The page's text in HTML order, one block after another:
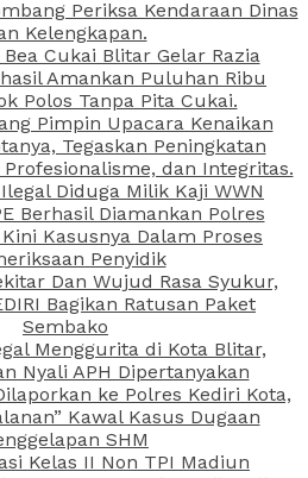
Periksa Kendaraan Dinas
Kelengkapan.
Cukai Blitar Gelar Razia
Amankan Puluhan Ribu
Polos Tanpa Pita Cukai.
Pimpin Upacara Kenaikan
Tegaskan Peningkatan
dan Integritas.
Diduga Milik Kaji WWN
Berhasil Diamankan Polres
Kasusnya Dalam Proses
Penyidik
Dan Wujud Rasa Syukur,
Bagikan Ratusan Paket
Sembako
Menggurita di Kota Blitar,
Nyali APH Dipertanyakan
ke Polres Kediri Kota,
Kawal Kasus Dugaan
SHM
Kelas II Non TPI Madiun